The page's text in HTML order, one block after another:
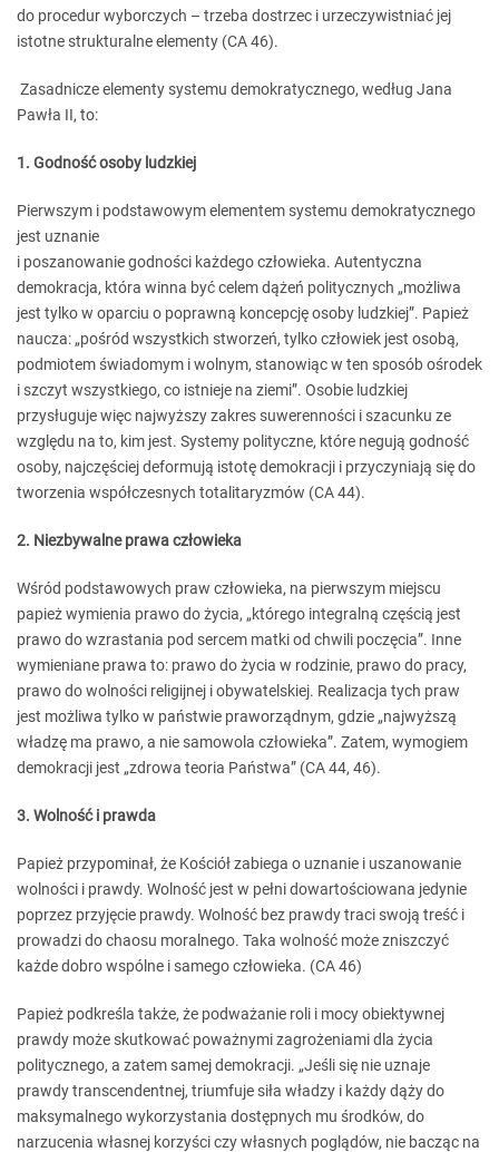
do procedur wyborczych – trzeba dostrzec i urzeczywistniać jej
istotne strukturalne elementy (CA 46).
Zasadnicze elementy systemu demokratycznego, według Jana
Pawła II, to:
1. Godność osoby ludzkiej
Pierwszym i podstawowym elementem systemu demokratycznego
jest uznanie
i poszanowanie godności każdego człowieka. Autentyczna
demokracja, która winna być celem dążeń politycznych „możliwa
jest tylko w oparciu o poprawną koncepcję osoby ludzkiej”. Papież
naucza: „pośród wszystkich stworzeń, tylko człowiek jest osobą,
podmiotem świadomym i wolnym, stanowiąc w ten sposób ośrodek
i szczyt wszystkiego, co istnieje na ziemi”. Osobie ludzkiej
przysługuje więc najwyższy zakres suwerenności i szacunku ze
względu na to, kim jest. Systemy polityczne, które negują godność
osoby, najczęściej deformują istotę demokracji i przyczyniają się do
tworzenia współczesnych totalitaryzmów (CA 44).
2. Niezbywalne prawa człowieka
Wśród podstawowych praw człowieka, na pierwszym miejscu
papież wymienia prawo do życia, „którego integralną częścią jest
prawo do wzrastania pod sercem matki od chwili poczęcia”. Inne
wymieniane prawa to: prawo do życia w rodzinie, prawo do pracy,
prawo do wolności religijnej i obywatelskiej. Realizacja tych praw
jest możliwa tylko w państwie praworządnym, gdzie „najwyższą
władzę ma prawo, a nie samowola człowieka”. Zatem, wymogiem
demokracji jest „zdrowa teoria Państwa” (CA 44, 46).
3. Wolność i prawda
Papież przypominał, że Kościół zabiega o uznanie i uszanowanie
wolności i prawdy. Wolność jest w pełni dowartościowana jedynie
poprzez przyjęcie prawdy. Wolność bez prawdy traci swoją treść i
prowadzi do chaosu moralnego. Taka wolność może zniszczyć
każde dobro wspólne i samego człowieka. (CA 46)
Papież podkreśla także, że podważanie roli i mocy obiektywnej
prawdy może skutkować poważnymi zagrożeniami dla życia
politycznego, a zatem samej demokracji. „Jeśli się nie uznaje
prawdy transcendentnej, triumfuje siła władzy i każdy dąży do
maksymalnego wykorzystania dostępnych mu środków, do
narzucenia własnej korzyści czy własnych poglądów, nie bacząc na